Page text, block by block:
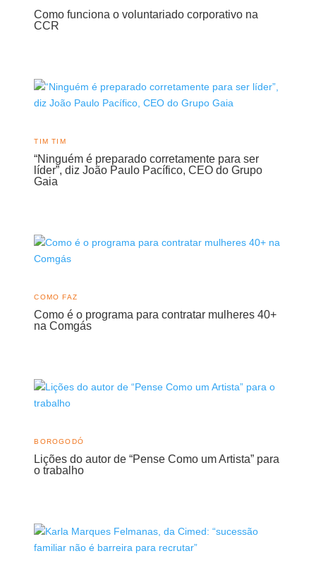
Como funciona o voluntariado corporativo na
CCR
“Ninguém é preparado corretamente para ser
líder”, diz João Paulo Pacífico, CEO do Grupo
Gaia
TIM TIM
Como é o programa para contratar mulheres 40+
na Comgás
COMO FAZ
Lições do autor de “Pense Como um Artista” para
o trabalho
BOROGODÓ